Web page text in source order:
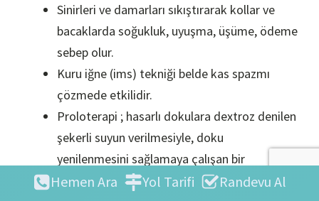
Sinirleri ve damarları sıkıştırarak kollar ve
bacaklarda soğukluk, uyuşma, üşüme, ödeme
sebep olur.
Kuru iğne (ims) tekniği belde kas spazmı
çözmede etkilidir.
Proloterapi ; hasarlı dokulara dextroz denilen
şekerli suyun verilmesiyle, doku
yenilenmesini sağlamaya çalışan bir
yöntemdir.
Hemen Ara Yol Tarifi Randevu Al